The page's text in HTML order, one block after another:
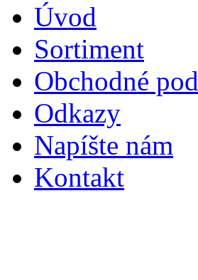
Úvod
Sortiment
Obchodné
Odkazy
Napíšte nám
Kontakt